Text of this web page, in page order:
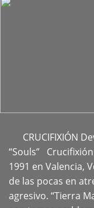
CRUCIFIXIÓN
“Souls”
1991 en Valencia,
de las pocas en
agresivo. “Tierra